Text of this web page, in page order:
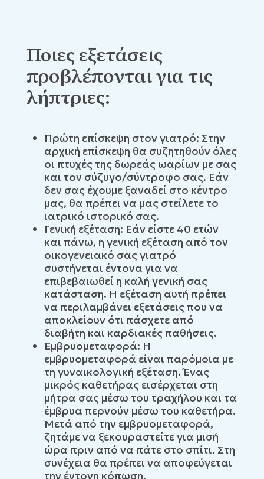
Ποιες εξετάσεις
προβλέπονται για τις
λήπτριες:
Πρώτη επίσκεψη στον γιατρό: Στην
αρχική επίσκεψη θα συζητηθούν όλες
οι πτυχές της δωρεάς ωαρίων με σας
και τον σύζυγο/σύντροφο σας. Εάν
δεν σας έχουμε ξαναδεί στο κέντρο
μας, θα πρέπει να μας στείλετε το
ιατρικό ιστορικό σας.
Γενική εξέταση: Εάν είστε 40 ετών
και πάνω, η γενική εξέταση από τον
οικογενειακό σας γιατρό
συστήνεται έντονα για να
επιβεβαιωθεί η καλή γενική σας
κατάσταση. Η εξέταση αυτή πρέπει
να περιλαμβάνει εξετάσεις που να
αποκλείουν ότι πάσχετε από
διαβήτη και καρδιακές παθήσεις.
Εμβρυομεταφορά: Η
εμβρυομεταφορά είναι παρόμοια με
τη γυναικολογική εξέταση. Ένας
μικρός καθετήρας εισέρχεται στη
μήτρα σας μέσω του τραχήλου και τα
έμβρυα περνούν μέσω του καθετήρα.
Μετά από την εμβρυομεταφορά,
ζητάμε να ξεκουραστείτε για μισή
ώρα πριν από να πάτε στο σπίτι. Στη
συνέχεια θα πρέπει να αποφεύγεται
την έντονη κόπωση.